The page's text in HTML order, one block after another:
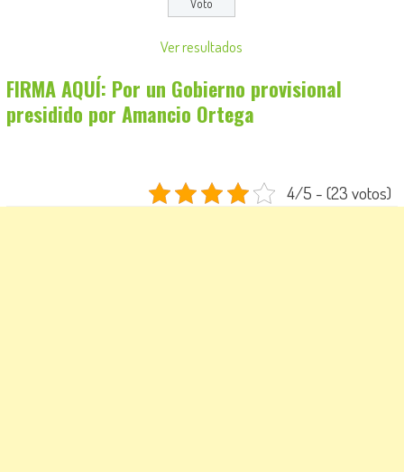
Ver resultados
FIRMA AQUÍ: Por un Gobierno provisional
presidido por Amancio Ortega
4/5 - (23 votos)